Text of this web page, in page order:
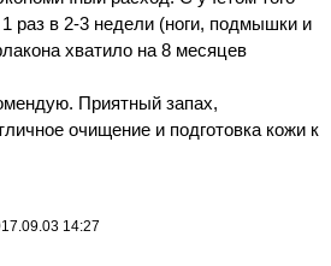
раз в 2-3 недели (ноги, подмышки и
хватило на 8 месяцев
Приятный запах,
очищение и подготовка кожи к
14:27